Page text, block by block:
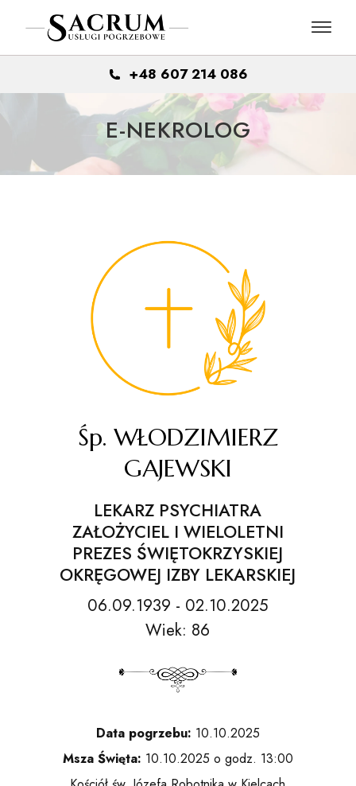
+48 607 214 086
E-NEKROLOG
Śp. WŁODZIMIERZ
GAJEWSKI
LEKARZ PSYCHIATRA
ZAŁOŻYCIEL I WIELOLETNI
PREZES ŚWIĘTOKRZYSKIEJ
OKRĘGOWEJ IZBY LEKARSKIEJ
06.09.1939 - 02.10.2025
Wiek: 86
Data pogrzebu: 10.10.2025
Msza Święta: 10.10.2025 o godz. 13:00